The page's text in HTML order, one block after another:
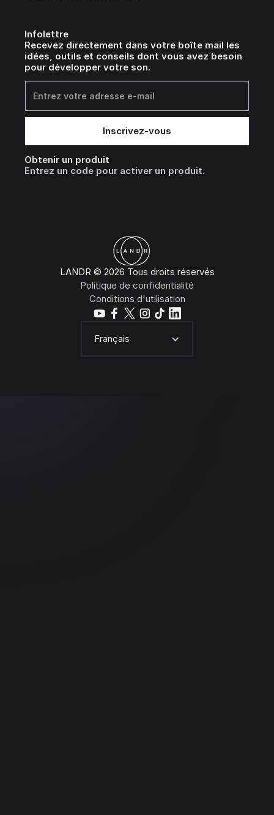
Infolettre
Recevez directement dans votre boîte mail les
idées, outils et conseils dont vous avez besoin
pour développer votre son.
Obtenir un produit
Entrez un code pour activer un produit.
LANDR © 2026 Tous droits réservés
Politique de confidentialité
Conditions d'utilisation
Français